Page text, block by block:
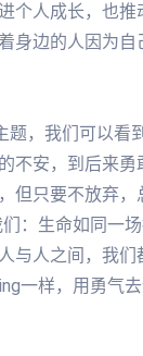
个人成长，也
身边的人因为
题，我们可以
不安，到后来
但只要不放弃，
：生命如同一
与人之间，我
一样，用勇气